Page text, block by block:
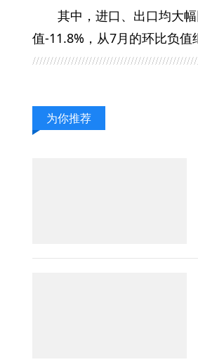
其中，进口、出口均大
值-11.8%，从7月的环比负
为你推荐